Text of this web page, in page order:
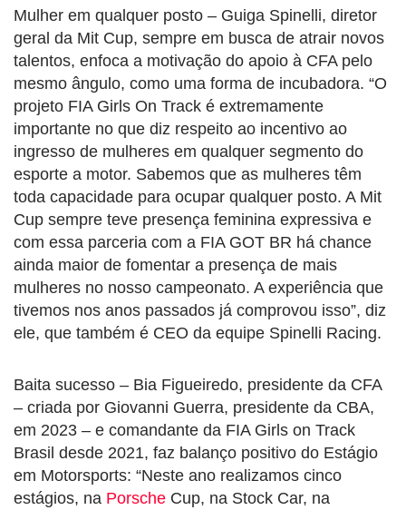
Mulher em qualquer posto – Guiga Spinelli, diretor
geral da Mit Cup, sempre em busca de atrair novos
talentos, enfoca a motivação do apoio à CFA pelo
mesmo ângulo, como uma forma de incubadora. “O
projeto FIA Girls On Track é extremamente
importante no que diz respeito ao incentivo ao
ingresso de mulheres em qualquer segmento do
esporte a motor. Sabemos que as mulheres têm
toda capacidade para ocupar qualquer posto. A Mit
Cup sempre teve presença feminina expressiva e
com essa parceria com a FIA GOT BR há chance
ainda maior de fomentar a presença de mais
mulheres no nosso campeonato. A experiência que
tivemos nos anos passados já comprovou isso”, diz
ele, que também é CEO da equipe Spinelli Racing.
Baita sucesso – Bia Figueiredo, presidente da CFA
– criada por Giovanni Guerra, presidente da CBA,
em 2023 – e comandante da FIA Girls on Track
Brasil desde 2021, faz balanço positivo do Estágio
em Motorsports: “Neste ano realizamos cinco
estágios, na Porsche Cup, na Stock Car, na